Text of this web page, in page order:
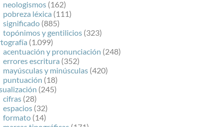
neologismos (162)
pobreza léxica (111)
significado (885)
topónimos y gentilicios (323)
(1.099)
acentuación y pronunciación (248)
errores escritura (352)
mayúsculas y minúsculas (420)
puntuación (18)
(245)
cifras (28)
espacios (32)
formato (14)